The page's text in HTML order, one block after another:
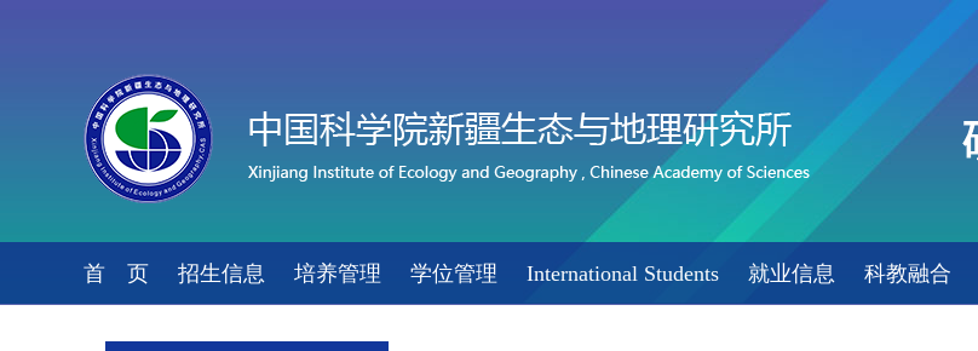
首 页 招生信息 培养管理 学位管理 International Students 就业信息 科教融合